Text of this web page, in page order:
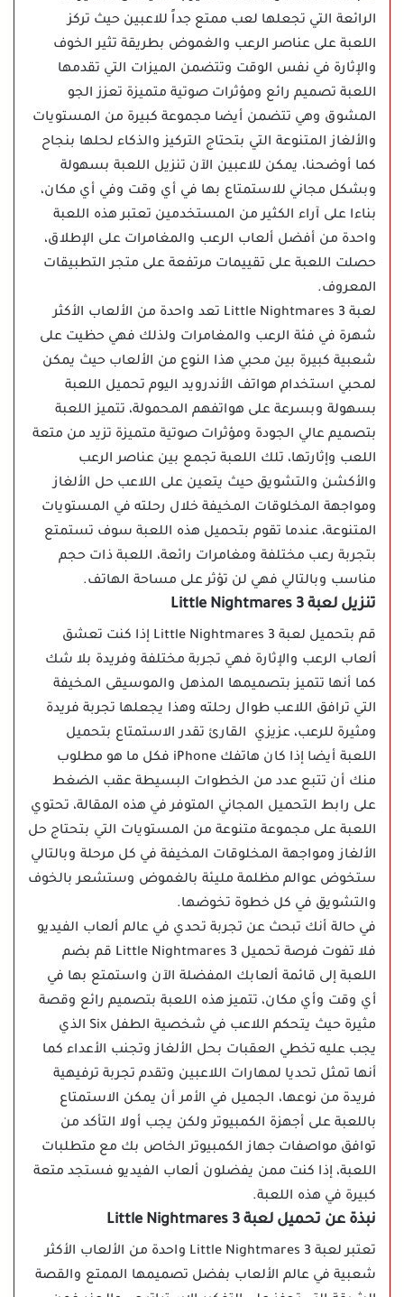
الرائعة التي تجعلها لعب ممتع جداً للاعبين حيث تركز
اللعبة على عناصر الرعب والغموض بطريقة تثير الخوف
والإثارة في نفس الوقت وتتضمن الميزات التي تقدمها
اللعبة تصميم رائع ومؤثرات صوتية متميزة تعزز الجو
المشوق وهي تتضمن أيضا مجموعة كبيرة من المستويات
والألغاز المتنوعة التي بتحتاج التركيز والذكاء لحلها بنجاح
كما أوضحنا، يمكن للاعبين الآن تنزيل اللعبة بسهولة
وبشكل مجاني للاستمتاع بها في أي وقت وفي أي مكان،
بناءا على آراء الكثير من المستخدمين تعتبر هذه اللعبة
واحدة من أفضل ألعاب الرعب والمغامرات على الإطلاق،
حصلت اللعبة على تقييمات مرتفعة على متجر التطبيقات
المعروف.
لعبة Little Nightmares 3 تعد واحدة من الألعاب الأكثر
شهرة في فئة الرعب والمغامرات ولذلك فهي حظيت على
شعبية كبيرة بين محبي هذا النوع من الألعاب حيث يمكن
لمحبي استخدام هواتف الأندرويد اليوم تحميل اللعبة
بسهولة وبسرعة على هواتفهم المحمولة، تتميز اللعبة
بتصميم عالي الجودة ومؤثرات صوتية متميزة تزيد من متعة
اللعب وإثارتها، تلك اللعبة تجمع بين عناصر الرعب
والأكشن والتشويق حيث يتعين على اللاعب حل الألغاز
ومواجهة المخلوقات المخيفة خلال رحلته في المستويات
المتنوعة، عندما تقوم بتحميل هذه اللعبة سوف تستمتع
بتجربة رعب مختلفة ومغامرات رائعة، اللعبة ذات حجم
مناسب وبالتالي فهي لن تؤثر على مساحة الهاتف.
تنزيل لعبة Little Nightmares 3
قم بتحميل لعبة Little Nightmares 3 إذا كنت تعشق
ألعاب الرعب والإثارة فهي تجربة مختلفة وفريدة بلا شك
كما أنها تتميز بتصميمها المذهل والموسيقى المخيفة
التي ترافق اللاعب طوال رحلته وهذا يجعلها تجربة فريدة
ومثيرة للرعب، عزيزي القارئ تقدر الاستمتاع بتحميل
اللعبة أيضا إذا كان هاتفك iPhone فكل ما هو مطلوب
منك أن تتبع عدد من الخطوات البسيطة عقب الضغط
على رابط التحميل المجاني المتوفر في هذه المقالة، تحتوي
اللعبة على مجموعة متنوعة من المستويات التي بتحتاج حل
الألغاز ومواجهة المخلوقات المخيفة في كل مرحلة وبالتالي
ستخوض عوالم مظلمة مليئة بالغموض وستشعر بالخوف
والتشويق في كل خطوة تخوضها.
في حالة أنك تبحث عن تجربة تحدي في عالم ألعاب الفيديو
فلا تفوت فرصة تحميل Little Nightmares 3 قم بضم
اللعبة إلى قائمة ألعابك المفضلة الآن واستمتع بها في
أي وقت وأي مكان، تتميز هذه اللعبة بتصميم رائع وقصة
مثيرة حيث يتحكم اللاعب في شخصية الطفل Six الذي
يجب عليه تخطي العقبات بحل الألغاز وتجنب الأعداء كما
أنها تمثل تحديا لمهارات اللاعبين وتقدم تجربة ترفيهية
فريدة من نوعها، الجميل في الأمر أن يمكن الاستمتاع
باللعبة على أجهزة الكمبيوتر ولكن يجب أولا التأكد من
توافق مواصفات جهاز الكمبيوتر الخاص بك مع متطلبات
اللعبة، إذا كنت ممن يفضلون ألعاب الفيديو فستجد متعة
كبيرة في هذه اللعبة.
نبذة عن تحميل لعبة Little Nightmares 3
تعتبر لعبة Little Nightmares 3 واحدة من الألعاب الأكثر
شعبية في عالم الألعاب بفضل تصميمها الممتع والقصة